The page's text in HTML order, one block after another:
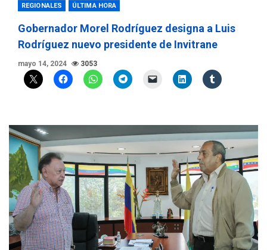
REGIONALES ÚLTIMA HORA
Gobernador Morel Rodríguez designa a Luis
Rodríguez nuevo presidente de Invitrane
mayo 14, 2024 3053